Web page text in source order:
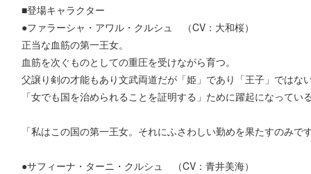
■登場キャラクター
●ファラーシャ・アワル・クルシュ （CV：大和桜）
正当な血筋の第一王女。
血筋を次ぐものとしての重圧を受けながら育つ。
父譲り剣の才能もあり文武両道だが「姫」であり「王子」ではな
「女でも国を治められることを証明する」ために躍起になってい
「私はこの国の第一王女。それにふさわしい勤めを果たすのみで
●サフィーナ・ターニ・クルシュ （CV：青井美海）